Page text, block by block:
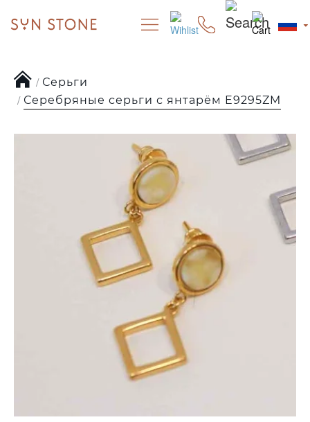
Серьги
Серебряные серьги с янтарём E9295ZM